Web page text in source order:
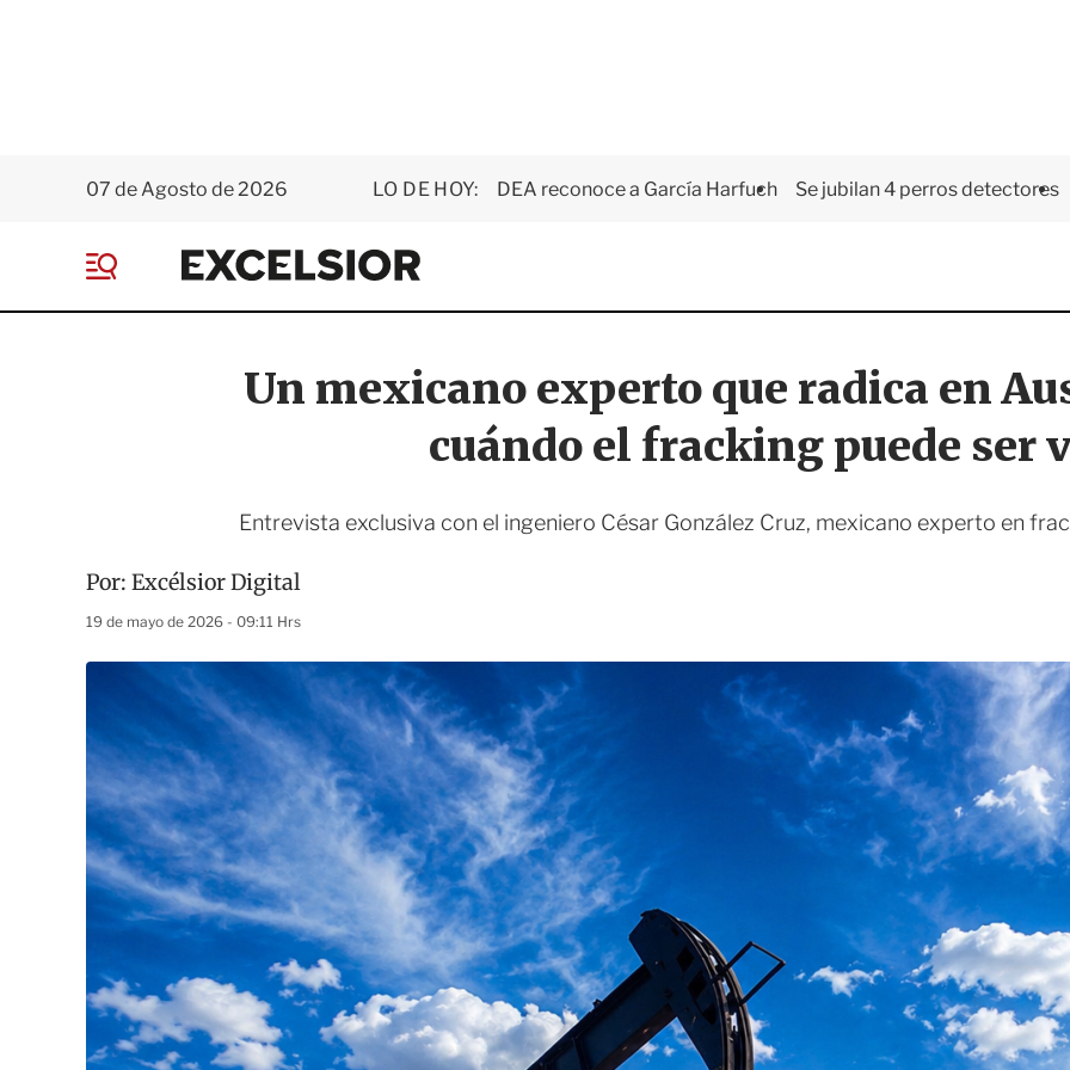
07 de Agosto de 2026 LO DE HOY: DEA reconoce a García Harfuch Se jubilan 4 perros detectores
E
x
e
s
i
o
e
Un mexicano experto que radica en
cuándo el fracking puede ser
Entrevista exclusiva con el ingeniero César González Cruz, mexicano experto en
Por: Excélsior Digital
19 de mayo de 2026 - 09:11 Hrs